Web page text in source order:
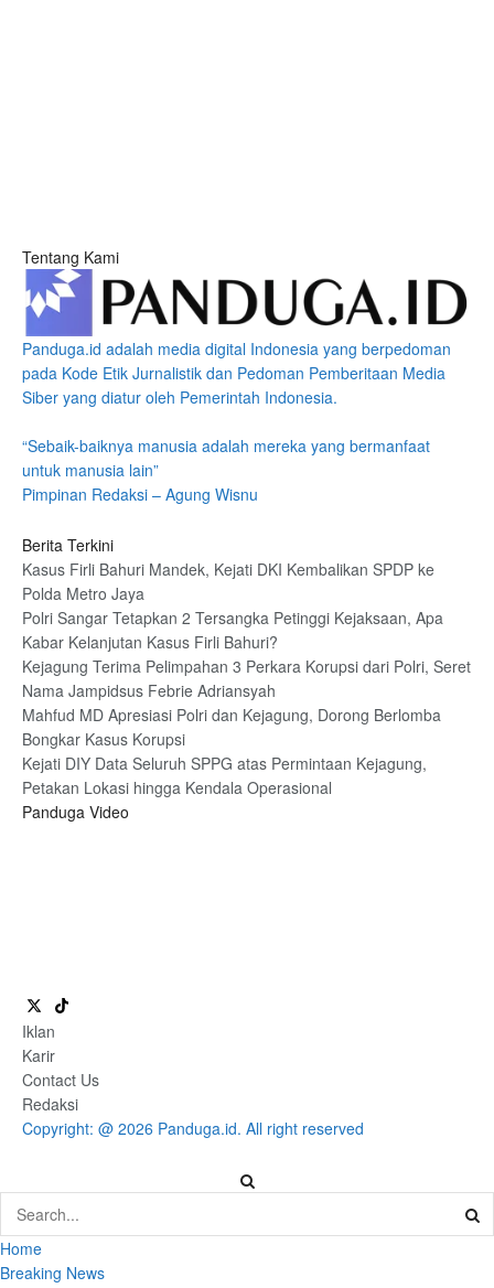
Tentang Kami
Panduga.id adalah media digital Indonesia yang berpedoman
pada Kode Etik Jurnalistik dan Pedoman Pemberitaan Media
Siber yang diatur oleh Pemerintah Indonesia.
“Sebaik-baiknya manusia adalah mereka yang bermanfaat
untuk manusia lain”
Pimpinan Redaksi – Agung Wisnu
Berita Terkini
Kasus Firli Bahuri Mandek, Kejati DKI Kembalikan SPDP ke
Polda Metro Jaya
Polri Sangar Tetapkan 2 Tersangka Petinggi Kejaksaan, Apa
Kabar Kelanjutan Kasus Firli Bahuri?
Kejagung Terima Pelimpahan 3 Perkara Korupsi dari Polri, Seret
Nama Jampidsus Febrie Adriansyah
Mahfud MD Apresiasi Polri dan Kejagung, Dorong Berlomba
Bongkar Kasus Korupsi
Kejati DIY Data Seluruh SPPG atas Permintaan Kejagung,
Petakan Lokasi hingga Kendala Operasional
Panduga Video
Iklan
Karir
Contact Us
Redaksi
Copyright: @ 2026 Panduga.id. All right reserved
Home
Breaking News